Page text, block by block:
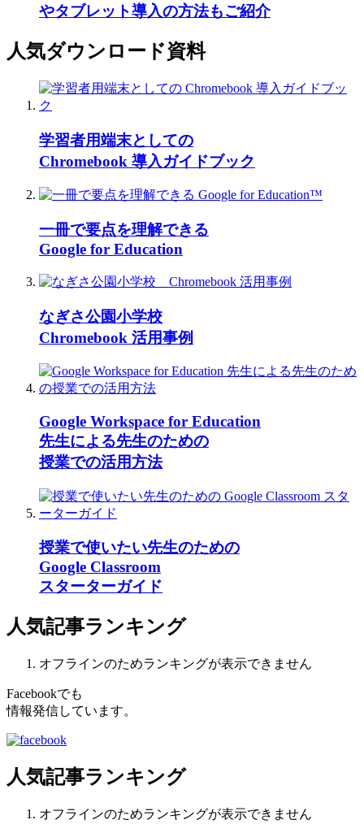
やタブレット導入の方法もご紹介
人気ダウンロード資料
学習者用端末としての
Chromebook 導入ガイドブック
一冊で要点を理解できる
Google for Education
なぎさ公園小学校
Chromebook 活用事例
Google Workspace for Education
先生による先生のための
授業での活用方法
授業で使いたい先生のための
Google Classroom
スターターガイド
人気記事ランキング
オフラインのためランキングが表示できません
Facebookでも
情報発信しています。
人気記事ランキング
オフラインのためランキングが表示できません